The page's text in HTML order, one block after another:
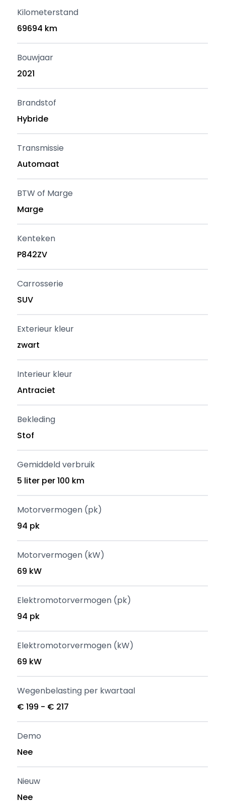
Kilometerstand
69694 km
Bouwjaar
2021
Brandstof
Hybride
Transmissie
Automaat
BTW of Marge
Marge
Kenteken
P842ZV
Carrosserie
SUV
Exterieur kleur
zwart
Interieur kleur
Antraciet
Bekleding
Stof
Gemiddeld verbruik
5 liter per 100 km
Motorvermogen (pk)
94 pk
Motorvermogen (kW)
69 kW
Elektromotorvermogen (pk)
94 pk
Elektromotorvermogen (kW)
69 kW
Wegenbelasting per kwartaal
€ 199 - € 217
Demo
Nee
Nieuw
Nee